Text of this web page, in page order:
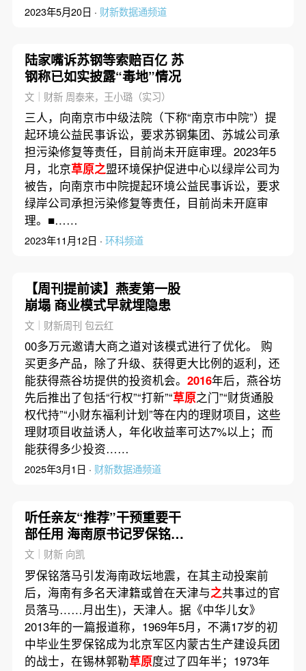
2023年5月20日 · 财新数据通频道
陆家嘴诉苏钢等索赔百亿 苏
钢称已如实披露“毒地”情况
文｜财新 周泰来，王小璐（实习）
三人，向南京市中级法院（下称“南京市中院”）提
起环境公益民事诉讼，要求苏钢集团、苏城公司承
担污染修复等责任，目前尚未开庭审理。2023年5
月，北京草原之盟环境保护促进中心以绿岸公司为
被告，向南京市中院提起环境公益民事诉讼，要求
绿岸公司承担污染修复等责任，目前尚未开庭审
理。■……
2023年11月12日 · 环科频道
【周刊提前读】燕麦第一股
崩塌 商业模式早就埋隐患
文｜财新周刊 包云红
00多万元邀请大商之道对该模式进行了优化。 购
买更多产品，除了升级、获得更大比例的返利，还
能获得燕谷坊提供的投资机会。 2016年后，燕谷坊
先后推出了包括“行权”“打新”“草原之门”“财货通股
权代持”“小财东福利计划”等在内的理财项目，这些
理财项目收益诱人，年化收益率可达7%以上；而
能获得多少投资……
2025年3月1日 · 财新数据通频道
听任亲友“推荐”干预重要干
部任用 海南原书记罗保铭被
逮捕
文｜财新 向凯
罗保铭落马引发海南政坛地震，在其主动投案前
后，海南有多名天津籍或曾在天津与之共事过的官
员落马……月出生)，天津人。据《中华儿女》
2013年的一篇报道称，1969年5月，不满17岁的初
中毕业生罗保铭成为北京军区内蒙古生产建设兵团
的战士，在锡林郭勒草原度过了四年半；1973年